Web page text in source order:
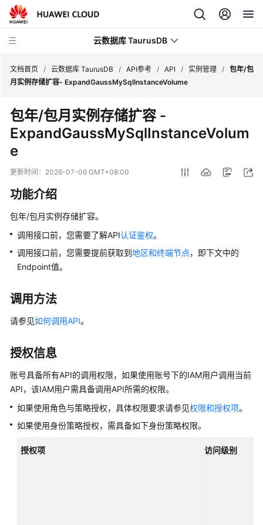
云数据库 TaurusDB
最
态
服
务
告
产
介
绍
费
说
明
速
入
文档首页 / 云数据库 TaurusDB / API参考 / API / 实例管理 / 包年/包
月实例存储扩容- ExpandGaussMySqlInstanceVolume
包年/包月实例存储扩容-
ExpandGaussMySqlInstanceVolum
e
更新时间： 2026-07-06 GMT+08:00
功能介绍
包年/包月实例存储扩容。
调用接口前，您需要了解API认证鉴权。
调用接口前，您需要提前获取到地区和终端节点，即下文中的
Endpoint值。
调用方法
请参见如何调用API。
授权信息
账号具备所有API的调用权限，如果使用账号下的IAM用户调用当前
API，该IAM用户需具备调用API所需的权限。
如果使用角色与策略授权，具体权限要求请参见权限和授权项。
如果使用身份策略授权，需具备如下身份策略权限。
授权项 访问级别